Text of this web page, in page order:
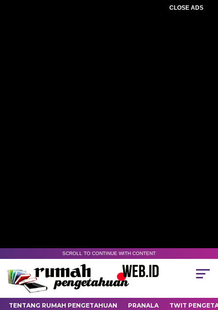
CLOSE ADS
SCROLL TO CONTINUE WITH CONTENT
TENTANG RUMAH PENGETAHUAN PRANALA TWIT